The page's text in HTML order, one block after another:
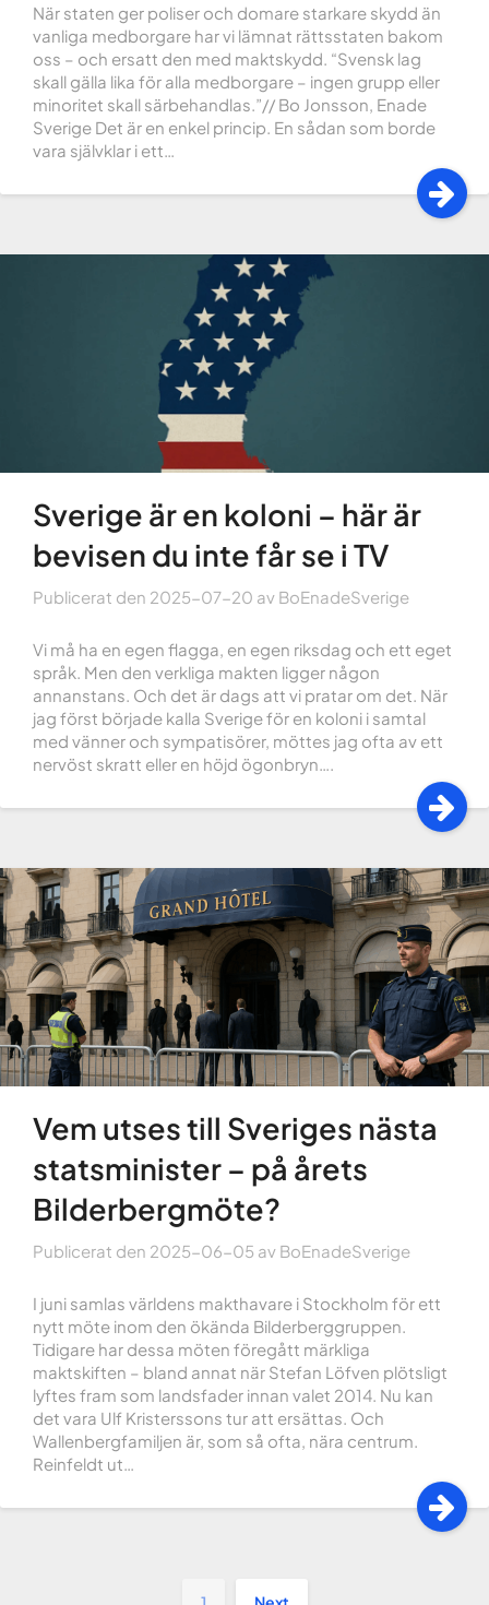
När staten ger poliser och domare starkare skydd än
vanliga medborgare har vi lämnat rättsstaten bakom
oss – och ersatt den med maktskydd. “Svensk lag
skall gälla lika för alla medborgare – ingen grupp eller
minoritet skall särbehandlas.”// Bo Jonsson, Enade
Sverige Det är en enkel princip. En sådan som borde
vara självklar i ett…
Sverige är en koloni – här är
bevisen du inte får se i TV
Publicerat den 2025-07-20 av BoEnadeSverige
Vi må ha en egen flagga, en egen riksdag och ett eget
språk. Men den verkliga makten ligger någon
annanstans. Och det är dags att vi pratar om det. När
jag först började kalla Sverige för en koloni i samtal
med vänner och sympatisörer, möttes jag ofta av ett
nervöst skratt eller en höjd ögonbryn….
Vem utses till Sveriges nästa
statsminister – på årets
Bilderbergmöte?
Publicerat den 2025-06-05 av BoEnadeSverige
I juni samlas världens makthavare i Stockholm för ett
nytt möte inom den ökända Bilderberggruppen.
Tidigare har dessa möten föregått märkliga
maktskiften – bland annat när Stefan Löfven plötsligt
lyftes fram som landsfader innan valet 2014. Nu kan
det vara Ulf Kristerssons tur att ersättas. Och
Wallenbergfamiljen är, som så ofta, nära centrum.
Reinfeldt ut…